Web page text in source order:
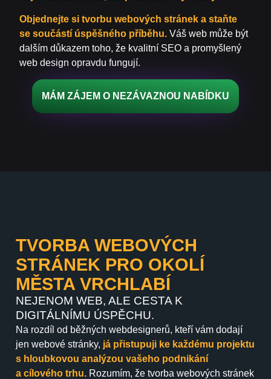
Objednejte si tvorbu webových stránek a staňte
se součástí úspěšného příběhu. Váš web může být
dalším důkazem toho, že kvalitní SEO a promyšlený
web design opravdu fungují.
MÁM ZÁJEM O NEZÁVAZNOU NABÍDKU
TVORBA WEBOVÝCH
STRÁNEK PRO OKOLÍ
MĚSTA VRCHLABÍ
NEJENOM WEB, ALE CESTA K
DIGITÁLNÍMU ÚSPĚCHU.
Na rozdíl od běžných webdesignerů, kteří vám dodají
jen webové stránky, já přistupuji ke každému projektu
s hloubkovou analýzou vašeho podnikání
a cílového trhu. Rozumím, že tvorba webových stránek